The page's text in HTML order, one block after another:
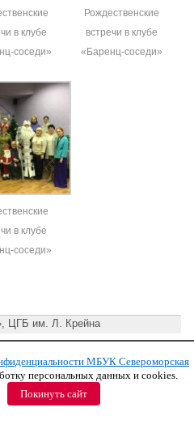
в клубе
соседи»
Рождественские
встречи в клубе
«Баренц-соседи»
в клубе
соседи»
, ЦГБ им. Л. Крейна
МБУК СЦБС
МБУК Североморская
персональных данных и cookies.
Покинуть сайт